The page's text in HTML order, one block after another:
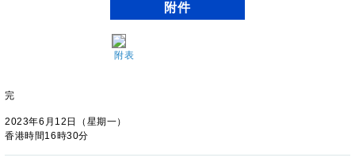
附件
附表
完
2023年6月12日（星期一）
香港時間16時30分